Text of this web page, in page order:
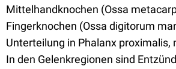
Mittelhandknochen (Ossa
Fingerknochen (Ossa digitorum
Unterteilung in Phalanx proximalis,
In den Gelenkregionen sind